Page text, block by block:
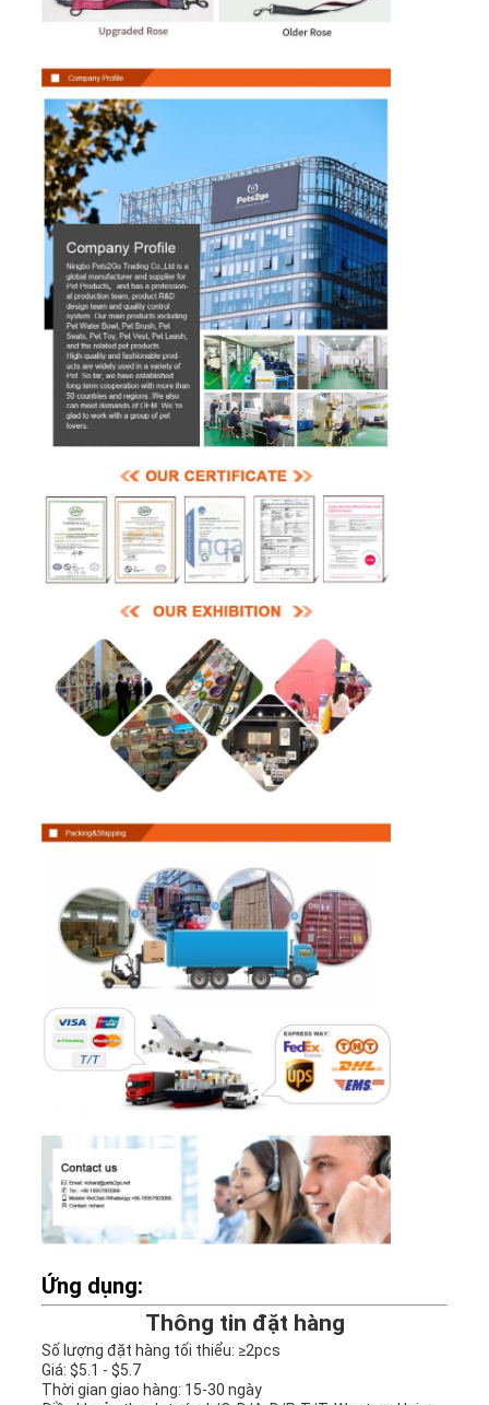
Ứng dụng:
Thông tin đặt hàng
Số lượng đặt hàng tối thiểu: ≥2pcs
Giá: $5.1 - $5.7
Thời gian giao hàng: 15-30 ngày